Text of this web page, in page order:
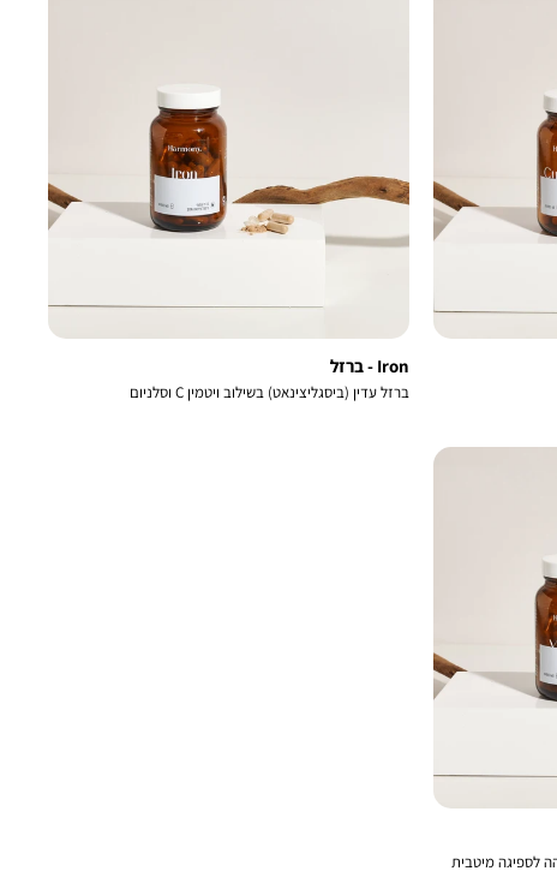
Iron - ברזל
ברזל עדין (ביסגליצינאט) בשילוב ויטמין C וסלניום